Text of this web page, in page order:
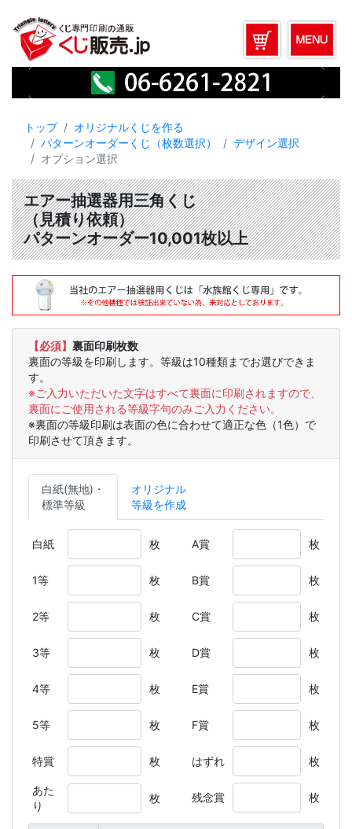
トップ
オリジナルくじを作る
パターンオーダーくじ（枚数選択）
デザイン選択
オプション選択
エアー抽選器用三角くじ
（見積り依頼）
パターンオーダー10,001枚以上
【必須】 裏面印刷枚数
裏面の等級を印刷します。等級は10種類までお選びできま
す。
※ご入力いただいた文字はすべて裏面に印刷されますので、
裏面にご使用される等級字句のみご入力ください。
※裏面の等級印刷は表面の色に合わせて適正な色（1色）で
印刷させて頂きます。
白紙(無地)・
標準等級
オリジナル
等級を作成
白紙 枚
1等 枚
2等 枚
3等 枚
4等 枚
5等 枚
特賞 枚
あた
り
枚
A賞 枚
B賞 枚
C賞 枚
D賞 枚
E賞 枚
F賞 枚
はずれ 枚
残念賞 枚